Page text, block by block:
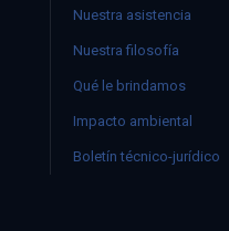
Nuestra asistencia
Nuestra filosofía
Qué le brindamos
Impacto ambiental
Boletín técnico-jurídico